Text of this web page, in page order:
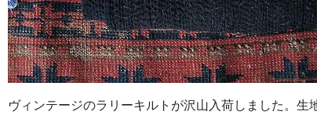
ヴィンテージのラリーキルトが沢山入荷しました。